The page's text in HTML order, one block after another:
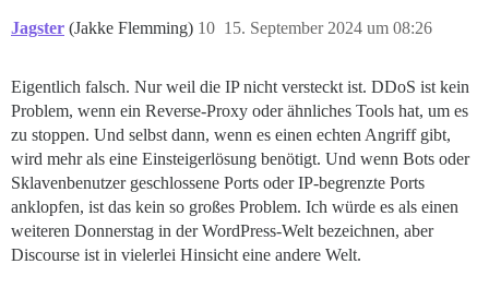
Jagster (Jakke Flemming) 15. September 2024 um 08:26
10
Eigentlich falsch. Nur weil die IP nicht versteckt ist. DDoS ist kein
Problem, wenn ein Reverse-Proxy oder ähnliches Tools hat, um es
zu stoppen. Und selbst dann, wenn es einen echten Angriff gibt,
wird mehr als eine Einsteigerlösung benötigt. Und wenn Bots oder
Sklavenbenutzer geschlossene Ports oder IP-begrenzte Ports
anklopfen, ist das kein so großes Problem. Ich würde es als einen
weiteren Donnerstag in der WordPress-Welt bezeichnen, aber
Discourse ist in vielerlei Hinsicht eine andere Welt.